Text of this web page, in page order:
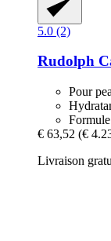
5.0 (2)
Rudolph
Pour
€ 63,52 (€
Livraison